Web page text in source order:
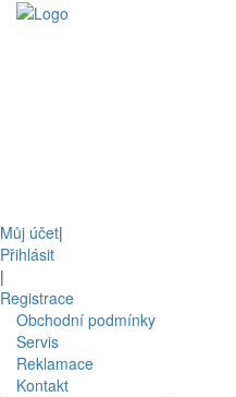
Můj účet|
Přihlásit
|
Registrace
Obchodní podmínky
Servis
Reklamace
Kontakt